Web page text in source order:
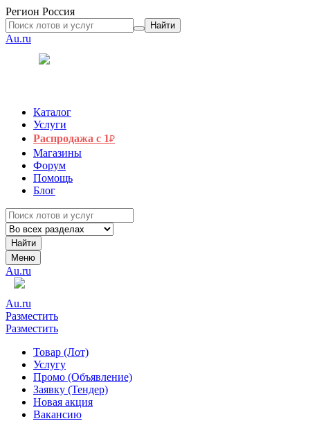
Регион Россия
Найти
Au.ru
Каталог
Услуги
Распродажа с 1₽
Магазины
Форум
Помощь
Блог
Найти
Меню
Au.ru
Au.ru
Разместить
Разместить
Товар (Лот)
Услугу
Промо (Объявление)
Заявку (Тендер)
Новая акция
Вакансию